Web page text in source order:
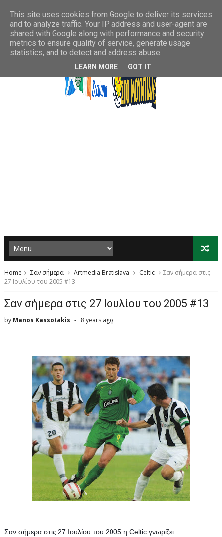
Home Σαν σήμερα Artmedia Bratislava Celtic
Σαν σήμερα στις
27 Ιουλίου του 2005 #13
Σαν σήμερα στις 27 Ιουλίου του 2005 #13
by Manos Kassotakis 8 years ago
Σαν σήμερα στις 27 Ιουλίου του 2005 η Celtic γνωρίζει
This site uses cookies from Google to deliver its services
and to analyze traffic. Your IP address and user-agent are
shared with Google along with performance and security
metrics to ensure quality of service, generate usage
statistics, and to detect and address abuse.
LEARN MORE GOT IT